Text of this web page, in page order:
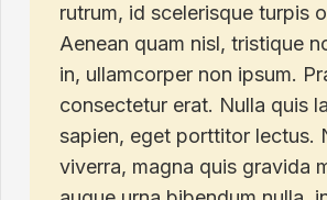
rutrum, id scelerisque turpis
Aenean quam nisl, tristique
in, ullamcorper non ipsum.
consectetur erat. Nulla quis
sapien, eget porttitor lectus.
viverra, magna quis gravida